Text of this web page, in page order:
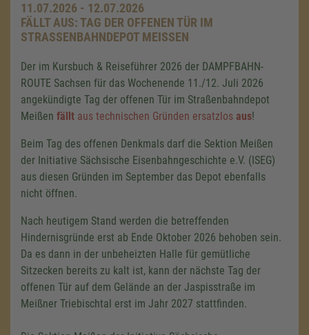
11.07.2026 - 12.07.2026
FÄLLT AUS: TAG DER OFFENEN TÜR IM
STRASSENBAHNDEPOT MEISSEN
Der im Kursbuch & Reiseführer 2026 der DAMPFBAHN-
ROUTE Sachsen für das Wochenende 11./12. Juli 2026
angekündigte Tag der offenen Tür im Straßenbahndepot
Meißen fällt aus technischen Gründen ersatzlos aus!
Beim Tag des offenen Denkmals darf die Sektion Meißen
der Initiative Sächsische Eisenbahngeschichte e.V. (ISEG)
aus diesen Gründen im September das Depot ebenfalls
nicht öffnen.
Nach heutigem Stand werden die betreffenden
Hindernisgründe erst ab Ende Oktober 2026 behoben sein.
Da es dann in der unbeheizten Halle für gemütliche
Sitzecken bereits zu kalt ist, kann der nächste Tag der
offenen Tür auf dem Gelände an der Jaspisstraße im
Meißner Triebischtal erst im Jahr 2027 stattfinden.